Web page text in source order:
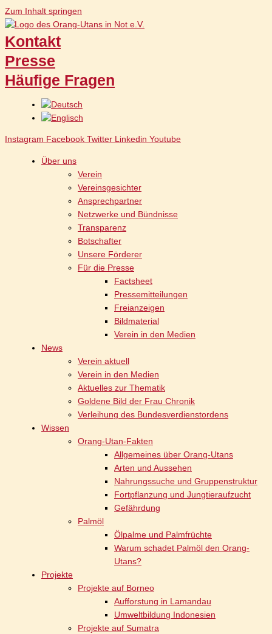
Zum Inhalt springen
Kontakt
Presse
Häufige Fragen
Instagram Facebook Twitter Linkedin Youtube
Über uns
Verein
Vereinsgesichter
Ansprechpartner
Netzwerke und Bündnisse
Transparenz
Botschafter
Unsere Förderer
Für die Presse
Factsheet
Pressemitteilungen
Freianzeigen
Bildmaterial
Verein in den Medien
News
Verein aktuell
Verein in den Medien
Aktuelles zur Thematik
Goldene Bild der Frau Chronik
Verleihung des Bundesverdienstordens
Wissen
Orang-Utan-Fakten
Allgemeines über Orang-Utans
Arten und Aussehen
Nahrungssuche und Gruppenstruktur
Fortpflanzung und Jungtieraufzucht
Gefährdung
Palmöl
Ölpalme und Palmfrüchte
Warum schadet Palmöl den Orang-
Utans?
Projekte
Projekte auf Borneo
Aufforstung in Lamandau
Umweltbildung Indonesien
Projekte auf Sumatra